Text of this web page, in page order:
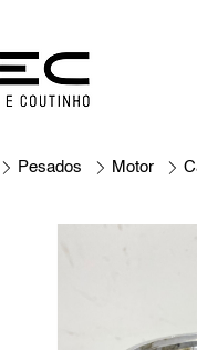
Pesados Motor